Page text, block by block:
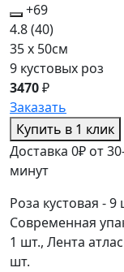
+69
4.8(40)
35 x 50см
9 кустовых роз
3470₽
Заказать
Купить в 1 клик
Доставка 0₽ от
минут
Роза кустовая - 9
Современная
1 шт., Лента
шт.